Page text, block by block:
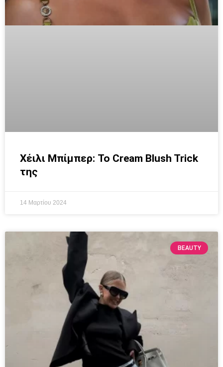
Χέιλι Μπίμπερ: Το Cream Blush Trick
της
14 Μαρτίου 2024
BEAUTY